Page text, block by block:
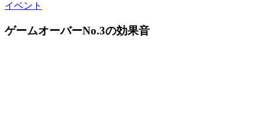
イベント
ゲームオーバーNo.3の効果音